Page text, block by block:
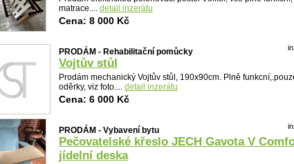
matrace.... detail inzerátu
Cena: 8 000 Kč
PRODÁM - Rehabilitační pomůcky
Vojtův stůl
Prodám mechanický Vojtův stůl, 190x90cm. Plně
oděrky, viz foto.... detail inzerátu
Cena: 6 000 Kč
PRODÁM - Vybavení bytu
Pečovatelské křeslo JECH Gavota V
jídelní deska